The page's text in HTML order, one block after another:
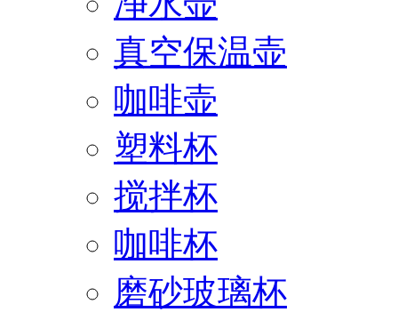
真空保温壶
咖啡壶
塑料杯
搅拌杯
咖啡杯
磨砂玻璃杯